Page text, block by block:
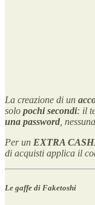
La creazione di un
solo pochi secondi: il
una password ,
Per un EXTRA
di acquisti applica il
Le gaffe di Faketoshi